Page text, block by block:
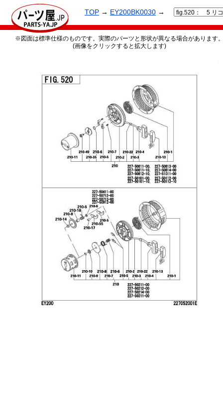
TOP → EY200BK0030 →
※図面は標準仕様のものです。実際のパーツと形状が異なる場合があります
(画像をクリックすると拡大します)